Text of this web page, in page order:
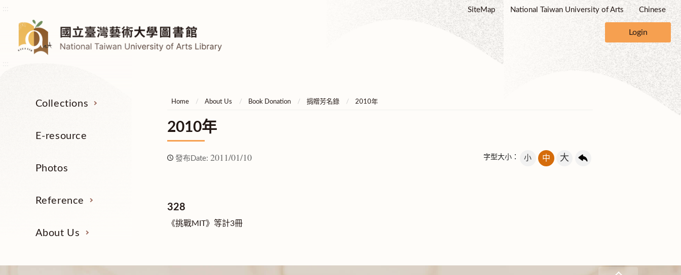
SiteMap National Taiwan University of Arts Chinese
Login
Collections
E-resource
Photos
Reference
About Us
Home About Us Book Donation 捐贈芳名錄 2010年
2010年
發布Date: 2011/01/10 字型大小： 小 中 大
328
《挑戰MIT》等計3冊